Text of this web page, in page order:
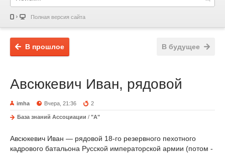
Полная версия сайта
В будущее
В прошлое
Авсюкевич Иван, рядовой
imha Вчера, 21:36 2
База знаний Ассоциации / "А"
Авсюкевич Иван — рядовой 18-го резервного пехотного
кадрового батальона Русской императорской армии (потом -